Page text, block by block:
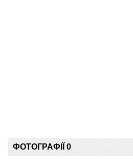
ФОТОГРАФІЇ 0